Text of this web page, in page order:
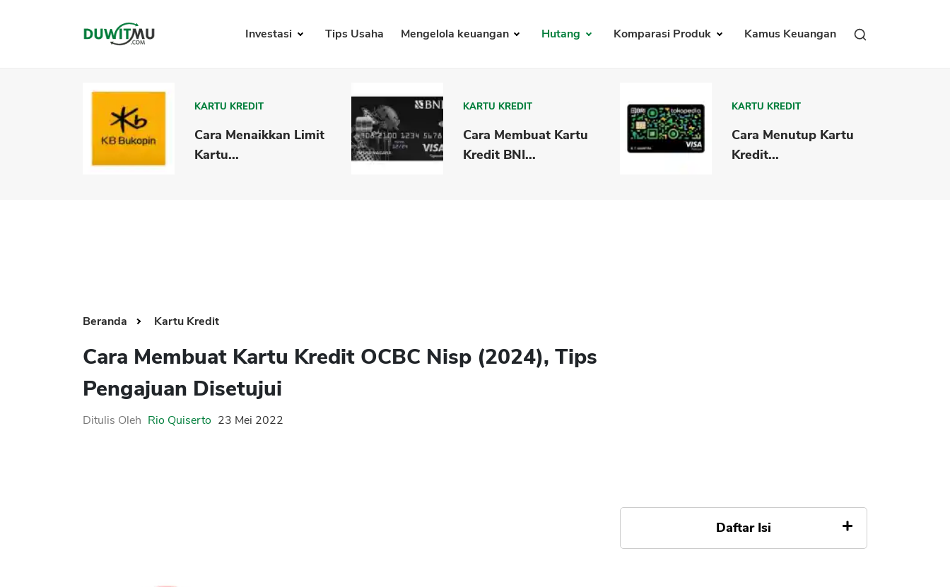
Investasi Tips Usaha Mengelola keuangan Hutang Komparasi Produk Kamus Keuangan
KARTU KREDIT
Cara Menaikkan Limit
Kartu...
KARTU KREDIT
Cara Membuat Kartu
Kredit BNI...
KARTU KREDIT
Cara Menutup Kartu
Kredit...
Beranda Kartu Kredit
Cara Membuat Kartu Kredit OCBC Nisp (2024), Tips
Pengajuan Disetujui
Ditulis Oleh Rio Quiserto 23 Mei 2022
Daftar Isi